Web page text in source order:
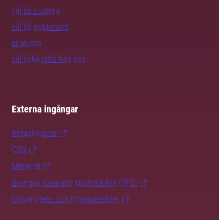
vill bli student
vill bli doktorand
är alumn
vill söka jobb hos oss
Externa ingångar
Antagning.se
CSN
Mecenat
Sveriges förenade studentkårer (SFS)
Universitets- och högskolerådet